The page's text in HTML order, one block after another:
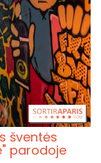
šventės
parodoje